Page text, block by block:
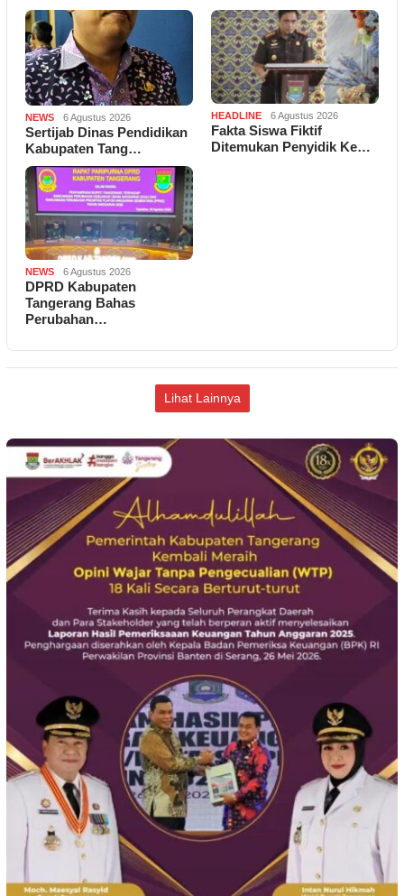
NEWS 6 Agustus 2026
Sertijab Dinas Pendidikan
Kabupaten Tang…
HEADLINE 6 Agustus 2026
Fakta Siswa Fiktif
Ditemukan Penyidik Ke…
NEWS 6 Agustus 2026
DPRD Kabupaten
Tangerang Bahas
Perubahan…
Lihat Lainnya